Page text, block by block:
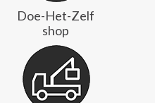
Doe-Het-Zelf
shop